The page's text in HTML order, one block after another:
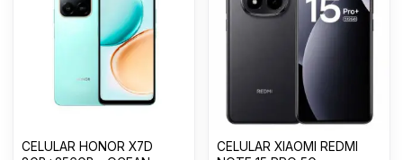
CELULAR HONOR X7D
CELULAR XIAOMI REDMI